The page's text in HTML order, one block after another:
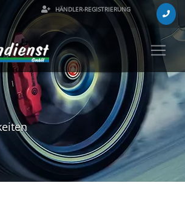
HÄNDLER-REGISTRIERUNG